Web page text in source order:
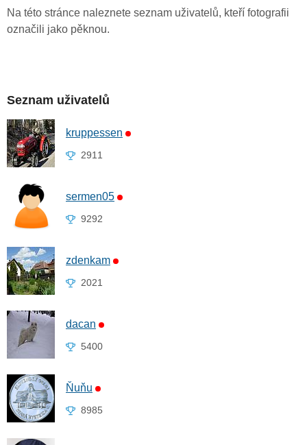
Na této stránce naleznete seznam uživatelů, kteří fotografii
označili jako pěknou.
Seznam uživatelů
kruppessen
2911
sermen05
9292
zdenkam
2021
dacan
5400
Ňuňu
8985